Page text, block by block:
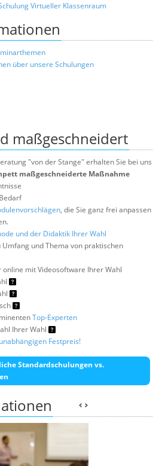
Virtueller Klassenraum
über unsere Schulungen
maßgeschneidert
"von der Stange" erhalten Sie bei uns
maßgeschneiderte Maßnahme
, die Sie ganz frei anpassen
und der Didaktik Ihrer Wahl
und Thema von praktischen
mit Videosoftware Ihrer Wahl
Top-Experten
Ihrer Wahl
Festpreis!
Standardschulungen vs.